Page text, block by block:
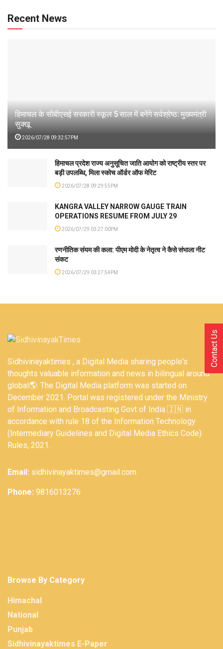
Recent News
हिमाचल के सीबीएसई सरकारी स्कूल 5 साल में बनेंगे सर्वश्रेष्ठ: मुख्यमंत्री
सुक्खू
2026/07/28 09:32:57PM
हिमाचल प्रदेश राज्य अनुसूचित जाति आयोग को राष्ट्रीय स्तर पर
बड़ी उपलब्धि, मिला स्कोच ऑर्डर ऑफ मेरिट
2026/07/28 09:29:55PM
KANGRA VALLEY NARROW GAUGE TRAIN
OPERATIONS RESUME FROM JULY 29
2026/07/29 03:27:00PM
रणनीतिक संयम की कला: पीएम मोदी के नेतृत्व ने कैसे संभाला नीट
संकट
2026/07/29 03:27:54PM
Sidhivinayaktimes , a Digital Media sharing people's
thoughts valuable information and news in bilingual around
global🌎. The Digital Media platform was started on
December 2021. Portal was registered under the Ministry
of Information and Broadcasting Govt of India 🇮🇳 in
accordance with rule 18 of the Information Technology
(Intermediary Guidelines and Digital Media Ethics Code)
Rules, 2021.
Email: sidhivinayaktimes@gmail.com
Phone: 9816013276
Browse By Category
Himachal
National
Punjab
Sidhivinayaktimes E-Paper
Contact Us